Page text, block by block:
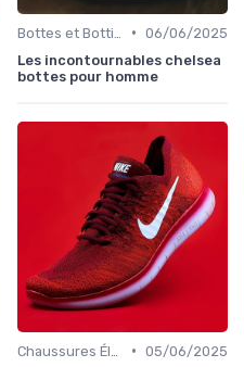
• 06/06/2025
Les incontournables chelsea
bottes pour homme
• 05/06/2025